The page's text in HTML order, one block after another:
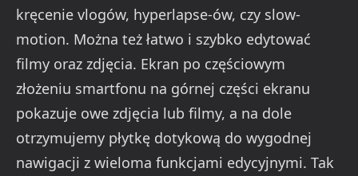
kręcenie vlogów, hyperlapse-ów, czy slow-
motion. Można też łatwo i szybko edytować
filmy oraz zdjęcia. Ekran po częściowym
złożeniu smartfonu na górnej części ekranu
pokazuje owe zdjęcia lub filmy, a na dole
otrzymujemy płytkę dotykową do wygodnej
nawigacji z wieloma funkcjami edycyjnymi. Tak